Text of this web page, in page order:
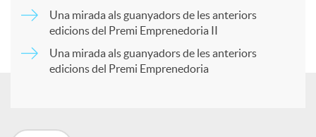
r
t
Una mirada als guanyadors de les anteriors
edicions del Premi Emprenedoria II
Una mirada als guanyadors de les anteriors
edicions del Premi Emprenedoria